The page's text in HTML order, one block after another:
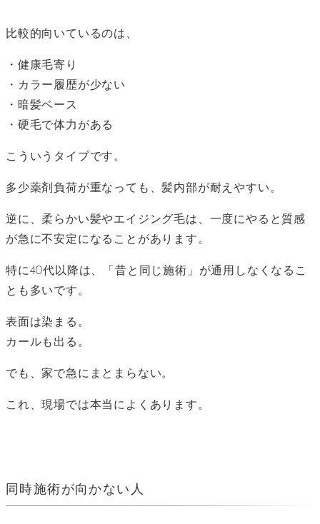
比較的向いているのは、
・健康毛寄り
・カラー履歴が少ない
・暗髪ベース
・硬毛で体力がある
こういうタイプです。
多少薬剤負荷が重なっても、髪内部が耐えやすい。
逆に、柔らかい髪やエイジング毛は、一度にやると質感
が急に不安定になることがあります。
特に40代以降は、「昔と同じ施術」が通用しなくなるこ
とも多いです。
表面は染まる。
カールも出る。
でも、家で急にまとまらない。
これ、現場では本当によくあります。
同時施術が向かない人